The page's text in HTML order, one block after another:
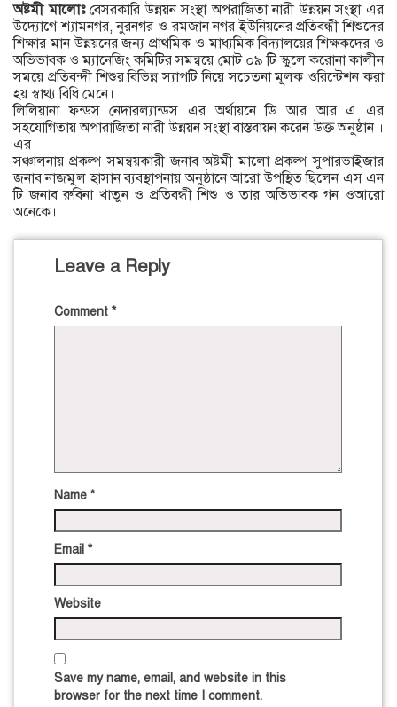
অষ্টমী মালোঃবেসরকারি উন্নয়ন সংস্থা অপরাজিতা নারী উন্নয়ন সংস্থা এর
উদ্যোগে শ্যামনগর, নুরনগর ও রমজান নগর ইউনিয়নের প্রতিবন্ধী শিশুদের
শিক্ষার মান উন্নয়নের জন্য প্রাথমিক ও মাধ্যমিক বিদ্যালয়ের শিক্ষকদের ও
অভিভাবক ও ম্যানেজিং কমিটির সমন্বয়ে মোট ০৯ টি স্কুলে করোনা কালীন
সময়ে প্রতিবন্দী শিশুর বিভিন্ন স্যাপটি নিয়ে সচেতনা মূলক ওরিন্টেশন করা
হয় স্বাথ্য বিধি মেনে।
লিলিয়ানা ফন্ডস নেদারল্যান্ডস এর অর্থায়নে ডি আর আর এ এর
সহযোগিতায় অপারাজিতা নারী উন্নয়ন সংস্থা বাস্তবায়ন করেন উক্ত অনুষ্ঠান ।
এর
সঞ্চালনায় প্রকল্প সমন্বয়কারী জনাব অষ্টমী মালো প্রকল্প সুপারভাইজার
জনাব নাজমুল হাসান ব্যবস্থাপনায় অনুষ্ঠানে আরো উপস্থিত ছিলেন এস এন
টি জনাব রুবিনা খাতুন ও প্রতিবন্ধী শিশু ও তার অভিভাবক গন ওআরো
অনেকে।
Leave a Reply
Comment *
Name *
Email *
Website
Save my name, email, and website in this
browser for the next time I comment.